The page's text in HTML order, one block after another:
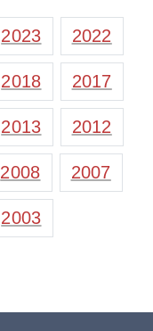
2023 2022
2018 2017
2013 2012
2008 2007
2003